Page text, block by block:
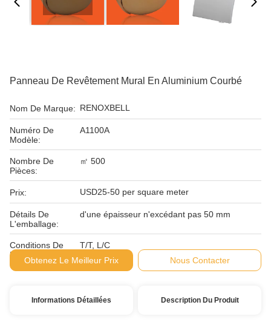
Panneau De Revêtement Mural En Aluminium Courbé
Nom De Marque: RENOXBELL
Numéro De
Modèle:
A1100A
Nombre De
Pièces:
㎡ 500
Prix: USD25-50 per square meter
Détails De
L'emballage:
d'une épaisseur n'excédant pas 50 mm
Conditions De
Paiement:
T/T, L/C
Obtenez Le Meilleur Prix
Nous Contacter
Informations Détaillées Description Du Produit